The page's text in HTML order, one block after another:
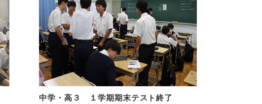
中学・高３ １学期期末テスト終了